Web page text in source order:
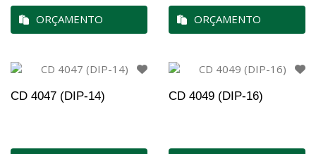
ORÇAMENTO ORÇAMENTO
CD 4047 (DIP-14) CD 4049 (DIP-16)